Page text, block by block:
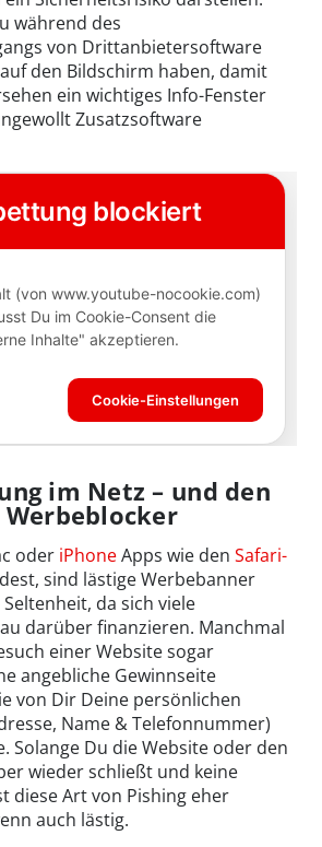
während des
von Drittanbietersoftware
den Bildschirm haben, damit
ein wichtiges Info-Fenster
Zusatzsoftware
im Netz – und den
oder iPhoneApps wie den Safari-
sind lästige Werbebanner
da sich viele
darüber finanzieren. Manchmal
einer Website sogar
angebliche Gewinnseite
von Dir Deine persönlichen
Name & Telefonnummer)
Solange Du die Website oder den
wieder schließt und keine
diese Art von Pishing eher
auch lästig.